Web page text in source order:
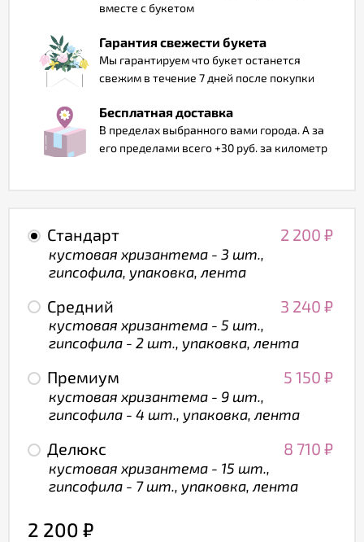
вместе с букетом
Гарантия свежести букета
Мы гарантируем что букет останется
свежим в течение 7 дней после покупки
Бесплатная доставка
В пределах выбранного вами города. А за
его пределами всего +30 руб. за километр
Стандарт 2 200 ₽
кустовая хризантема - 3 шт.,
гипсофила, упаковка, лента
Средний 3 240 ₽
кустовая хризантема - 5 шт.,
гипсофила - 2 шт., упаковка, лента
Премиум 5 150 ₽
кустовая хризантема - 9 шт.,
гипсофила - 4 шт., упаковка, лента
Делюкс 8 710 ₽
кустовая хризантема - 15 шт.,
гипсофила - 7 шт., упаковка, лента
2 200 ₽